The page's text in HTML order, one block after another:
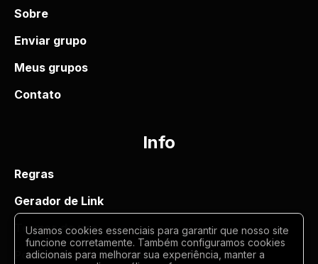
Sobre
Enviar grupo
Meus grupos
Contato
Info
Regras
Gerador de Link
Termos de uso
Politica de privacidade
Usamos cookies essenciais para garantir que nosso site
funcione corretamente. Também configuramos cookies
adicionais para melhorar sua experiência, manter a